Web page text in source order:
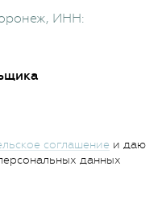
, ИНН:
соглашение и даю
данных